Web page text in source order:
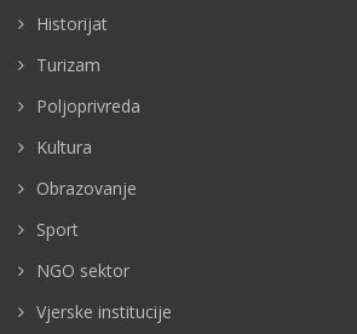
Historijat
Turizam
Poljoprivreda
Kultura
Obrazovanje
Sport
NGO sektor
Vjerske institucije